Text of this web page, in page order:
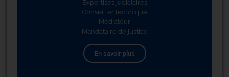
Expertises judiciaires
Conseiller technique
Médiateur
Mandataire de justice
En savoir plus